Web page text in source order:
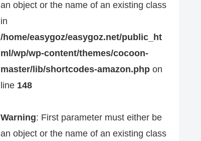
an object or the name of an existing class
in
/home/easygoz/easygoz.net/public_ht
ml/wp/wp-content/themes/cocoon-
master/lib/shortcodes-amazon.php on
line 148
Warning: First parameter must either be
an object or the name of an existing class